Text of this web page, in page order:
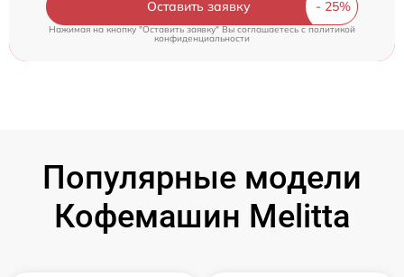
Оставить заявку
Нажимая на кнопку "Оставить заявку" Вы соглашаетесь cполитикой
конфиденциальности
Популярные модели
Кофемашин Melitta